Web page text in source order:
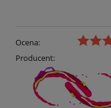
Ocena:
Producent: